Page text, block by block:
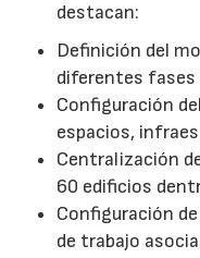
destacan:
Definición del
diferentes fases
Configuración
espacios,
Centralización
60 edificios
Configuración
de trabajo